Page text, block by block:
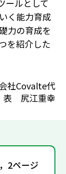
ールとして
く能力育成
力の育成を
を紹介した
社Covalte代
表 尻江重幸
2ページ